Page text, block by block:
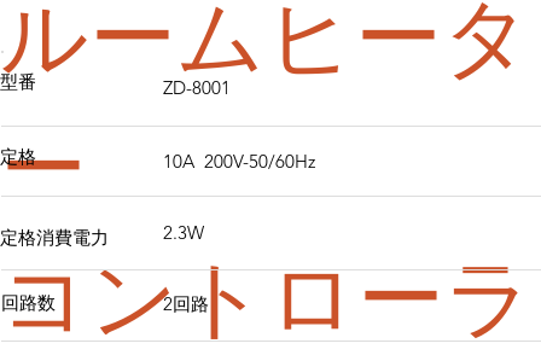
ルームヒータ
ー
コントローラ
型番
定格
定格消費電力
回路数
ZD-8001
10A 200V-50/60Hz
2回路
2.3W